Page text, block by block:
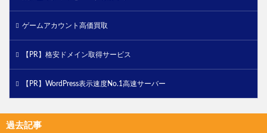
ゲームアカウント高価買取
【PR】格安ドメイン取得サービス
【PR】WordPress表示速度No.1高速サーバー
過去記事